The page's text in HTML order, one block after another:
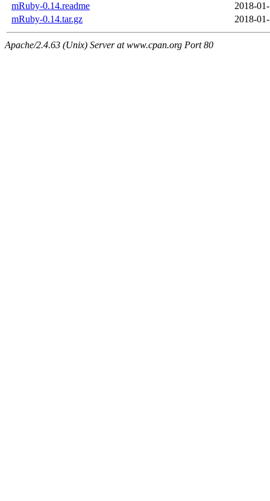
mRuby-0.14.readme
2018-
mRuby-0.14.tar.gz
2018-
Apache/2.4.63 (Unix) Server at www.cpan.org Port 80